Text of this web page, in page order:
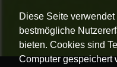
Diese Seite
bestmögliche
bieten. Cookies sind
Computer gespeichert